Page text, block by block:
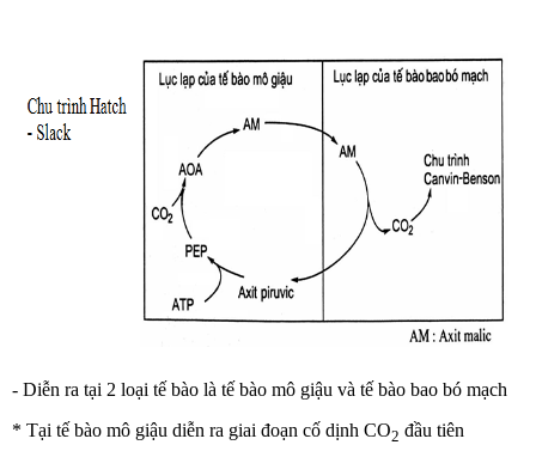
- Diễn ra tại 2 loại tế bào là tế bào mô giậu và tế bào bao bó mạch
* Tại tế bào mô giậu diễn ra giai đoạn cố dịnh CO2 đầu tiên